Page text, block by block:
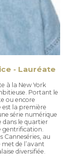
- Lauréate
à la New York
Portant le
ou encore
est la première
série numérique
le quartier
gentrification.
Canneséries, au
met de l’avant
diversifiée.